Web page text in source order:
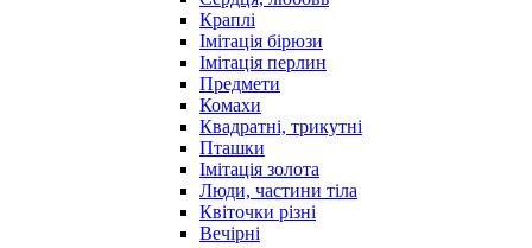
Краплі
Імітація бірюзи
Імітація перлин
Предмети
Комахи
Квадратні, трикутні
Пташки
Імітація золота
Люди, частини тіла
Квіточки різні
Вечірні